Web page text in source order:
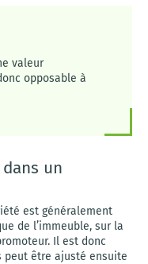
valeur
opposable à
un
est généralement
de l’immeuble, sur la
Il est donc
peut être ajusté ensuite